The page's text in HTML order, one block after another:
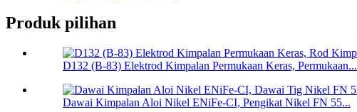
Produk pilihan
D132 (B-83) Elektrod Kimpalan Permukaan Keras, Permukaan...
Dawai Kimpalan Aloi Nikel ENiFe-CI, Pengikat Nikel FN 55...